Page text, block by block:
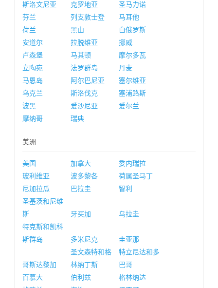
斯洛文尼亚
克罗地亚
圣马力诺
芬兰
列支敦士登
马耳他
荷兰
黑山
白俄罗斯
安道尔
拉脱维亚
挪威
卢森堡
马其顿
摩尔多瓦
立陶宛
法罗群岛
丹麦
马恩岛
阿尔巴尼亚
塞尔维亚
乌克兰
斯洛伐克
塞浦路斯
波黑
爱沙尼亚
爱尔兰
摩纳哥
瑞典
美洲
美国 加拿大
委内瑞拉
玻利维亚
波多黎各
荷属圣马丁
尼加拉瓜
巴拉圭
智利
圣基茨和尼维
斯
牙买加
乌拉圭
特克斯和凯科
斯群岛
多米尼克 圭亚那
哥斯达黎加
圣文森特和格
林纳丁斯
特立尼达和多
巴哥
百慕大
伯利兹
格林纳达